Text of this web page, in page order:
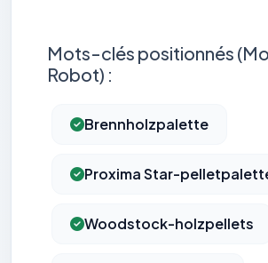
Mots-clés positionnés
Robot) :
Brennholzpalette
Proxima Star-
Woodstock-holzpellets